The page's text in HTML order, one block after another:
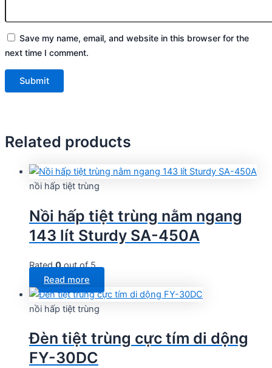
Save my name, email, and website in this browser for the
next time I comment.
Related products
nồi hấp tiệt trùng
Nồi hấp tiệt trùng nằm ngang
143 lít Sturdy SA-450A
Rated0out of 5
Read more
nồi hấp tiệt trùng
Đèn tiệt trùng cực tím di dộng
FY-30DC